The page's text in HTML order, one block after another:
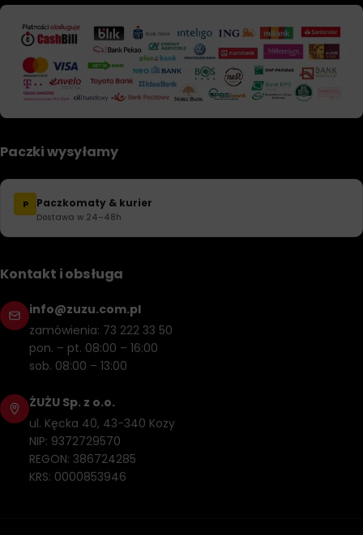
Paczki wysyłamy
P Paczkomaty & kurier
Dostawa w 24–48h
Kontakt i obsługa
info@zuzu.com.pl
zamówienia: 73 222 33 50
pon. – pt. 08:00 – 16:00
sob. 08:00 – 13:00
ŻUŻU Sp. z o.o.
ul. Kęcka 40, 43-340 Kozy
NIP: 9372729570
REGON: 386724285
KRS: 0000853946